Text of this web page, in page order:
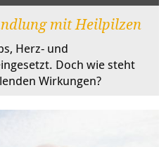
mit Heilpilzen
Herz- und
Doch wie steht
Wirkungen?